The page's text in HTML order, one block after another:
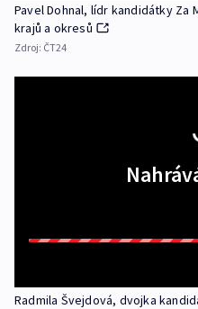
Pavel Dohnal, lídr kandidátky Za
krajů a okresů
Zdroj: ČT24
Radmila Švejdová, dvojka